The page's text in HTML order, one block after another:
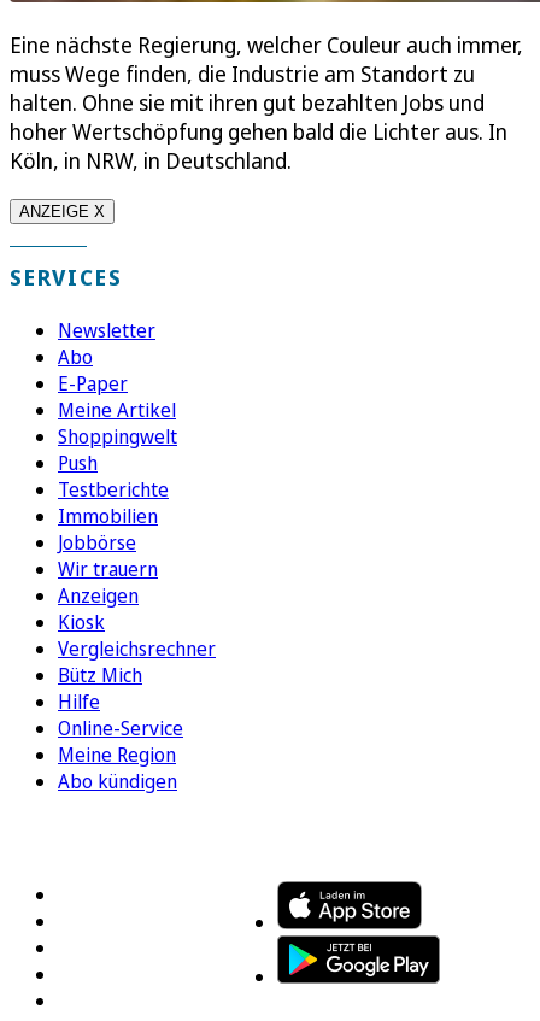
Eine nächste Regierung, welcher Couleur auch immer,
muss Wege finden, die Industrie am Standort zu
halten. Ohne sie mit ihren gut bezahlten Jobs und
hoher Wertschöpfung gehen bald die Lichter aus. In
Köln, in NRW, in Deutschland.
ANZEIGE X
SERVICES
Newsletter
Abo
E-Paper
Meine Artikel
Shoppingwelt
Push
Testberichte
Immobilien
Jobbörse
Wir trauern
Anzeigen
Kiosk
Vergleichsrechner
Bütz Mich
Hilfe
Online-Service
Meine Region
Abo kündigen